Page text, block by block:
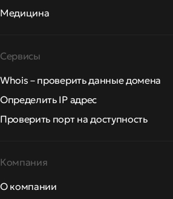
Медицина
Сервисы
Whois – проверить данные домена
Определить IP адрес
Проверить порт на доступность
Компания
О компании